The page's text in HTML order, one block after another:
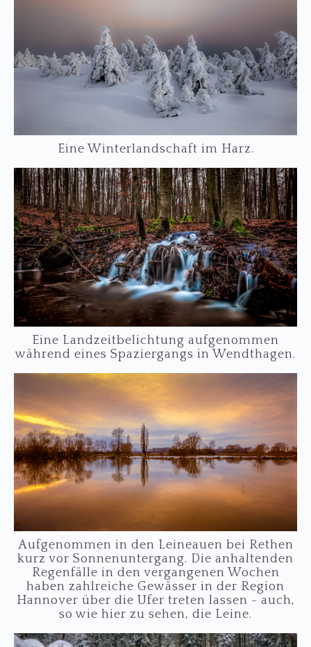
Eine Winterlandschaft im Harz.
Eine Landzeitbelichtung aufgenommen
während eines Spaziergangs in Wendthagen.
Aufgenommen in den Leineauen bei Rethen
kurz vor Sonnenuntergang. Die anhaltenden
Regenfälle in den vergangenen Wochen
haben zahlreiche Gewässer in der Region
Hannover über die Ufer treten lassen - auch,
so wie hier zu sehen, die Leine.